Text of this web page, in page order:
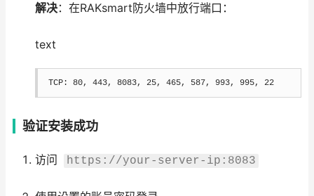
解决：在RAKsmart防火墙中放行端口：
text
TCP: 80, 443, 8083, 25, 465, 587, 993, 995, 22
验证安装成功
访问 https://your-server-ip:8083